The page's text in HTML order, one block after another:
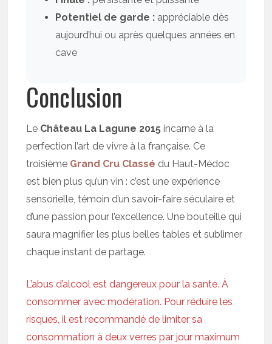
Potentiel de garde : appréciable dès
aujourd’hui ou après quelques années en
cave
Conclusion
Le Château La Lagune 2015 incarne à la
perfection l’art de vivre à la française. Ce
troisième Grand Cru Classé du Haut-Médoc
est bien plus qu’un vin : c’est une expérience
sensorielle, témoin d’un savoir-faire séculaire et
d’une passion pour l’excellence. Une bouteille qui
saura magnifier les plus belles tables et sublimer
chaque instant de partage.
L’abus d’alcool est dangereux pour la sante. À
consommer avec modération. Pour réduire les
risques, il est recommandé de limiter sa
consommation à deux verres par jour maximum